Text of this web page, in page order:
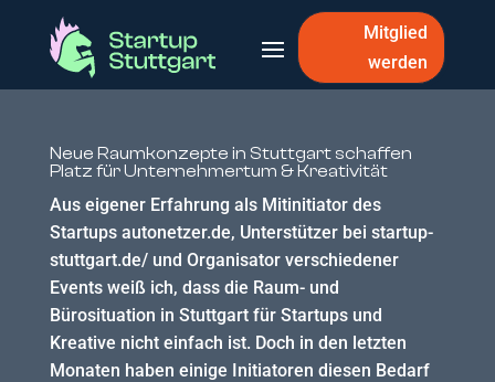
Mitglied
werden
Neue Raumkonzepte in Stuttgart schaffen
Platz für Unternehmertum & Kreativität
Aus eigener Erfahrung als Mitinitiator des
Startups autonetzer.de, Unterstützer bei startup-
stuttgart.de/ und Organisator verschiedener
Events weiß ich, dass die Raum- und
Bürosituation in Stuttgart für Startups und
Kreative nicht einfach ist. Doch in den letzten
Monaten haben einige Initiatoren diesen Bedarf